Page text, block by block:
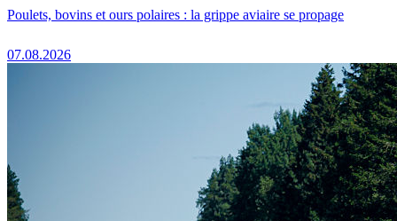
Poulets, bovins et ours polaires : la grippe aviaire se propage
07.08.2026